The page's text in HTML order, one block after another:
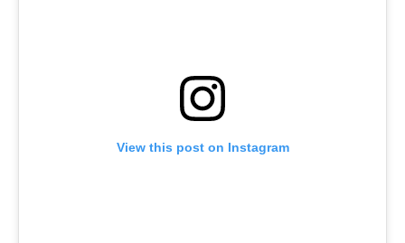
View this post on Instagram